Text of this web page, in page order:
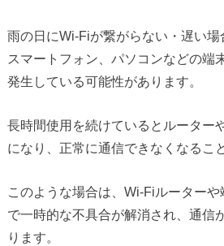
雨の日にWi-Fiが繋がらない・遅い
スマートフォン、パソコンなどの端
発生している可能性があります。
長時間使用を続けているとルーター
になり、正常に通信できなくなるこ
このような場合は、Wi-Fiルーター
で一時的な不具合が解消され、通信
ります。